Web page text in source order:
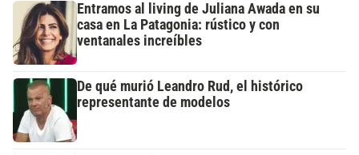
Entramos al living de Juliana Awada en su
casa en La Patagonia: rústico y con
ventanales increíbles
De qué murió Leandro Rud, el histórico
representante de modelos